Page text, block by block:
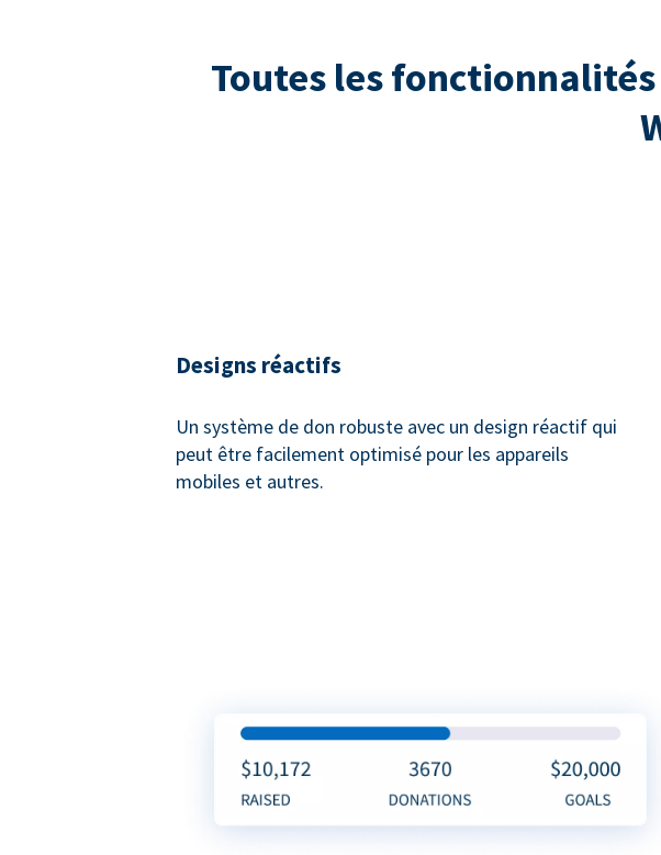
Toutes les
Designs réactifs
Un système de don robuste avec un design réactif qui
peut être facilement optimisé pour les appareils
mobiles et autres.